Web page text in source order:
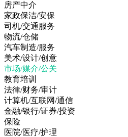
房产中介
家政保洁/安保
司机/交通服务
物流/仓储
汽车制造/服务
美术/设计/创意
市场/媒介/公关
教育培训
法律/财务/审计
计算机/互联网/通信
金融/银行/证券/投资
保险
医院/医疗/护理